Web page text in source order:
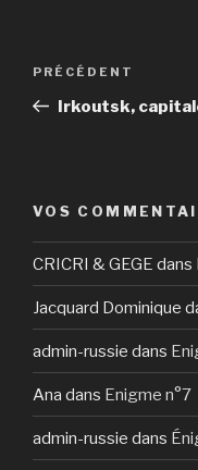
Navigation
l’article
Article
précédent
PRÉCÉDENT
Irkoutsk,
VOS
CRICRI & GEGE dans
Jacquard Dominique
admin-russie dans
Ana dans Enigme n°7
admin-russie dans